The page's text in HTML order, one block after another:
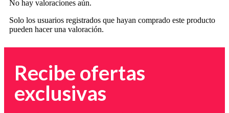
No hay valoraciones aún.
Solo los usuarios registrados que hayan comprado este producto
pueden hacer una valoración.
Recibe ofertas
exclusivas